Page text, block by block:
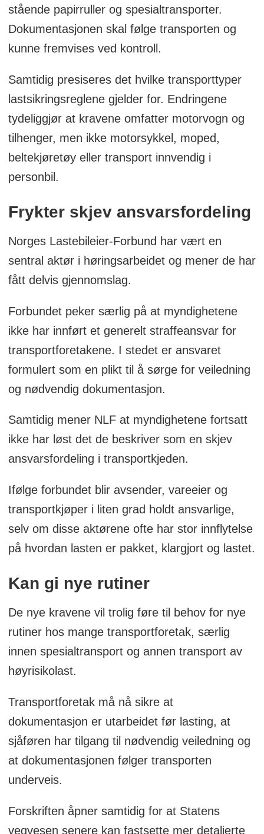
stående papirruller og spesialtransporter.
Dokumentasjonen skal følge transporten og
kunne fremvises ved kontroll.
Samtidig presiseres det hvilke transporttyper
lastsikringsreglene gjelder for. Endringene
tydeliggjør at kravene omfatter motorvogn og
tilhenger, men ikke motorsykkel, moped,
beltekjøretøy eller transport innvendig i
personbil.
Frykter skjev ansvarsfordeling
Norges Lastebileier-Forbund har vært en
sentral aktør i høringsarbeidet og mener de har
fått delvis gjennomslag.
Forbundet peker særlig på at myndighetene
ikke har innført et generelt straffeansvar for
transportforetakene. I stedet er ansvaret
formulert som en plikt til å sørge for veiledning
og nødvendig dokumentasjon.
Samtidig mener NLF at myndighetene fortsatt
ikke har løst det de beskriver som en skjev
ansvarsfordeling i transportkjeden.
Ifølge forbundet blir avsender, vareeier og
transportkjøper i liten grad holdt ansvarlige,
selv om disse aktørene ofte har stor innflytelse
på hvordan lasten er pakket, klargjort og lastet.
Kan gi nye rutiner
De nye kravene vil trolig føre til behov for nye
rutiner hos mange transportforetak, særlig
innen spesialtransport og annen transport av
høyrisikolast.
Transportforetak må nå sikre at
dokumentasjon er utarbeidet før lasting, at
sjåføren har tilgang til nødvendig veiledning og
at dokumentasjonen følger transporten
underveis.
Forskriften åpner samtidig for at Statens
vegvesen senere kan fastsette mer detaljerte